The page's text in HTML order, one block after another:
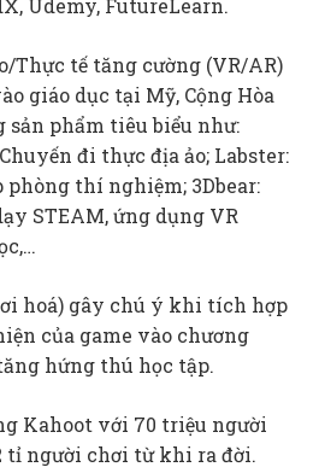
Udemy, FutureLearn.
Thực tế tăng cường (VR/AR)
giáo dục tại Mỹ, Cộng Hòa
sản phẩm tiêu biểu như:
đi thực địa ảo; Labster:
phòng thí nghiệm; 3Dbear:
STEAM, ứng dụng VR
hoá) gây chú ý khi tích hợp
của game vào chương
hứng thú học tập.
Kahoot với 70 triệu người
tỉ người chơi từ khi ra đời.